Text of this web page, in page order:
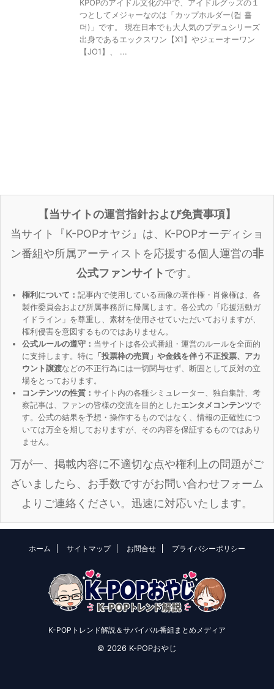
KPOPのアイドル文化の中で、アイドルグッズの１
つとしてメジャーなのは「カップホルダー(컵 홀
더)」です。 現在日本でも大人気のプデュシリーズ
出身であるエックスワン【X1】やジェーオーワン
【JO1】、 ...
【当サイトの運営指針および免責事項】
当サイト『K-POPオヤジ』は、K-POPオーディショ
ン番組や所属アーティストを応援する個人運営の非
公式ファンサイトです。
権利について： 記事内で使用している画像の著作権・肖像権は、各
製作委員会および所属事務所に帰属します。各公式の「応援活動ガ
イドライン」を尊重し、素材を使用させていただいておりますが、
権利侵害を意図するものではありません。
公式ルールの遵守： 当サイトは各公式番組・運営のルールを全面的
に支持します。特に 「投票枠の売買」や金銭を伴う不正投票、アカ
ウント譲渡などの不正行為には一切関与せず、断固として反対の立
場をとっております。
コンテンツの性質： サイト内の各種シミュレーター、独自集計、考
察記事は、ファンの皆様の交流を目的とした エンタメコンテンツで
す。公式の結果を予想・操作するものではなく、情報の正確性につ
いては万全を期しておりますが、その内容を保証するものではあり
ません。
万が一、掲載内容に不適切な点や権利上の問題がご
ざいましたら、お手数ですがお問い合わせフォーム
よりご連絡ください。迅速に対応いたします。
ホーム サイトマップ お問合せ プライバシーポリシー
K-POPトレンド解説＆サバイバル番組まとめメディア
© 2026 K-POPおやじ